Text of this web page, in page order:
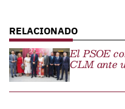
El PSOE
CLM ante